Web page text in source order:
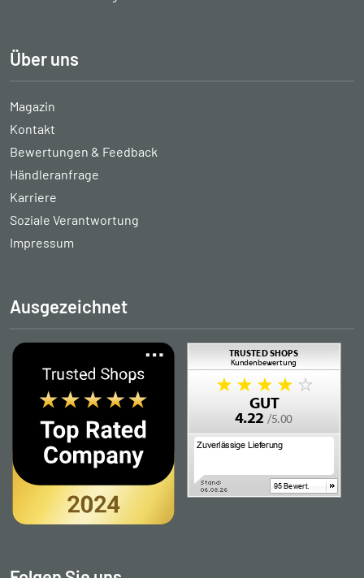
Über uns
Magazin
Kontakt
Bewertungen & Feedback
Händleranfrage
Karriere
Soziale Verantwortung
Impressum
Ausgezeichnet